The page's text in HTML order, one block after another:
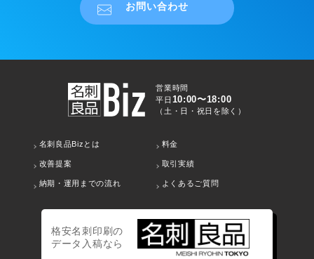
お問い合わせ
営業時間
平日 10:00〜18:00
（土・日・祝日を除く）
名刺良品Bizとは 料金
改善提案 取引実績
納期・運用までの流れ よくあるご質問
格安名刺印刷の
データ入稿なら